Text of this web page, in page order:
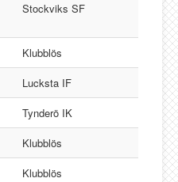
Stockviks SF
Klubblös
Lucksta IF
Tynderö IK
Klubblös
Klubblös